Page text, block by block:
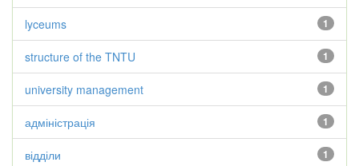
1
lyceums
1
structure of the TNTU
1
university management
1
адміністрація
1
відділи